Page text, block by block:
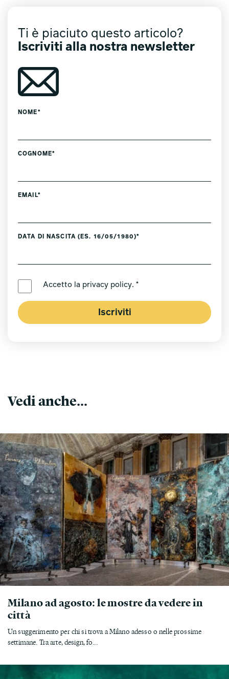
Ti è piaciuto questo articolo?
Iscriviti alla nostra newsletter
NOME*
COGNOME*
EMAIL*
DATA DI NASCITA (ES. 16/05/1980)*
Accetto la privacy policy. *
Iscriviti
Vedi anche...
Milano ad agosto: le mostre da vedere in
città
Un suggerimento per chi si trova a Milano adesso o nelle prossime
settimane. Tra arte, design, fo...